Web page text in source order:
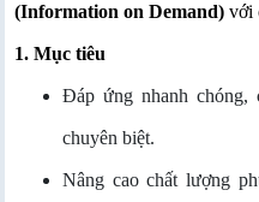
(Information on Demand) với
1. Mục tiêu
Đáp ứng nhanh chóng,
chuyên biệt.
Nâng cao chất lượng